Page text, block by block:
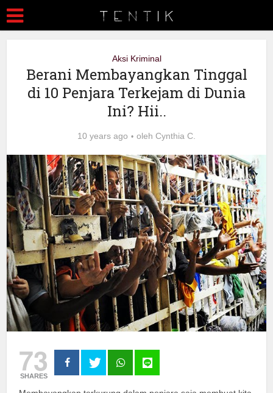
Aksi Kriminal
Berani Membayangkan Tinggal
di 10 Penjara Terkejam di Dunia
Ini? Hii..
10 years ago oleh Cynthia C.
73
SHARES